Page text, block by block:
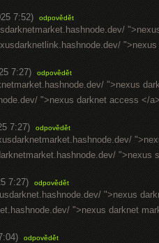
7:52) odpovědět
7:27) odpovědět
">nexus
">nexus darknet access </a>
7:27) odpovědět
">nexus
7:27) odpovědět
">nexus
">nexus darknet
odpovědět